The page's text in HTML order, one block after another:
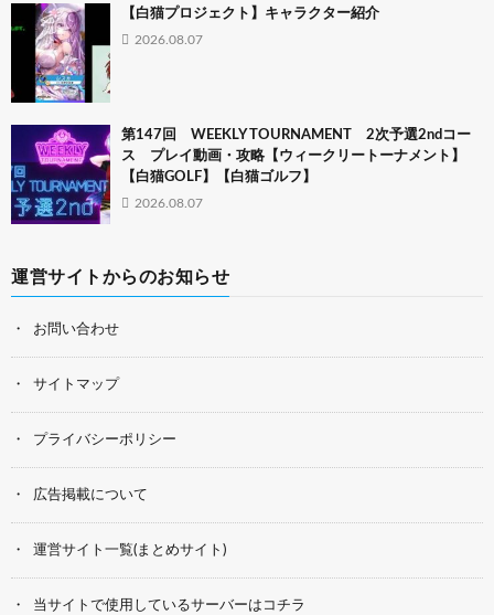
【白猫プロジェクト】キャラクター紹介
2026.08.07
第147回 WEEKLY TOURNAMENT 2次予選2ndコー
ス プレイ動画・攻略【ウィークリートーナメント】
【白猫GOLF】【白猫ゴルフ】
2026.08.07
運営サイトからのお知らせ
お問い合わせ
サイトマップ
プライバシーポリシー
広告掲載について
運営サイト一覧(まとめサイト)
当サイトで使用しているサーバーはコチラ